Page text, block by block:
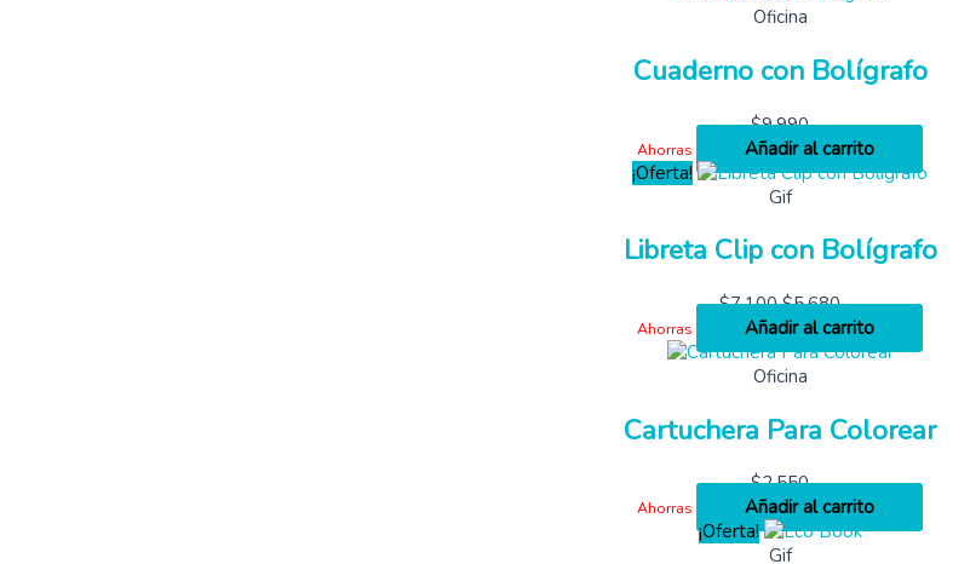
Oficina
Cuaderno con Bolígrafo
$9,990
Ahorras
Añadir al carrito
¡Oferta!
Gif
Libreta Clip con Bolígrafo
$7,100 $5,680
Ahorras
Añadir al carrito
Oficina
Cartuchera Para Colorear
$2,550
Ahorras
Añadir al carrito
¡Oferta!
Gif